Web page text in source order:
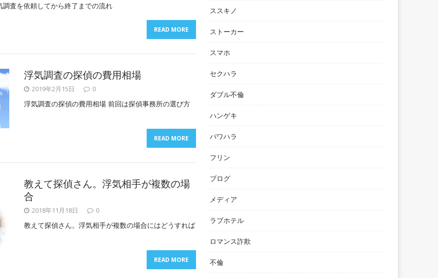
調査を依頼してから終了までの流れ
READ MORE
浮気調査の探偵の費用相場
2019年2月15日 0
浮気調査の探偵の費用相場 前回は探偵事務所の選び方
READ MORE
教えて探偵さん。浮気相手が複数の場
合
2018年11月18日 0
教えて探偵さん。浮気相手が複数の場合にはどうすれば
READ MORE
ススキノ
ストーカー
スマホ
セクハラ
ダブル不倫
ハンゲキ
パワハラ
フリン
ブログ
メディア
ラブホテル
ロマンス詐欺
不倫